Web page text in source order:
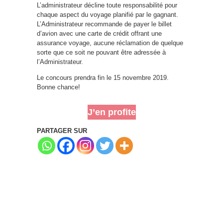
L’administrateur décline toute responsabilité pour
chaque aspect du voyage planifié par le gagnant.
L’Administrateur recommande de payer le billet
d’avion avec une carte de crédit offrant une
assurance voyage, aucune réclamation de quelque
sorte que ce soit ne pouvant être adressée à
l’Administrateur.
Le concours prendra fin le 15 novembre 2019.
Bonne chance!
J’en profite
PARTAGER SUR